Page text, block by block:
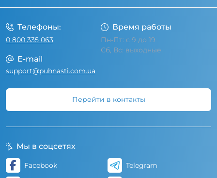
Телефоны:
0 800 335 063
Время работы
Пн-Пт: с 9 до 19
Сб, Вс: выходные
E-mail
support@puhnasti.com.ua
Перейти в контакты
Мы в соцсетях
Facebook Telegram